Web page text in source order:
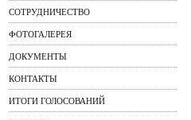
СОТРУДНИЧЕСТВО
ФОТОГАЛЕРЕЯ
ДОКУМЕНТЫ
КОНТАКТЫ
ИТОГИ ГОЛОСОВАНИЙ